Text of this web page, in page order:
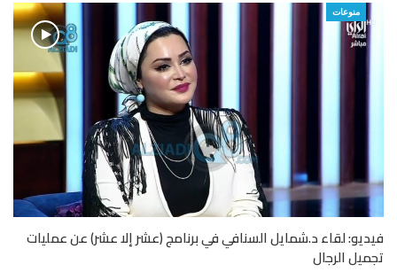
منوعات
فيديو: لقاء د.شمايل السنافي في برنامج (عشر إلا عشر) عن عمليات
تجميل الرجال